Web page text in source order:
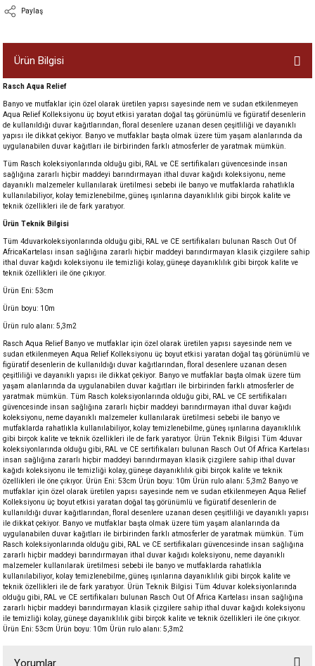
Paylaş
Ürün Bilgisi
Rasch Aqua Relief
Banyo ve mutfaklar için özel olarak üretilen yapısı sayesinde nem ve sudan etkilenmeyen
Aqua Relief Kolleksiyonu üç boyut etkisi yaratan doğal taş görünümlü ve figüratif desenlerin
de kullanıldığı duvar kağıtlarından, floral desenlere uzanan desen çeşitliliği ve dayanıklı
yapısı ile dikkat çekiyor. Banyo ve mutfaklar başta olmak üzere tüm yaşam alanlarında da
uygulanabilen duvar kağıtları ile birbirinden farklı atmosferler de yaratmak mümkün.
Tüm Rasch koleksiyonlarında olduğu gibi, RAL ve CE sertifikaları güvencesinde insan
sağlığına zararlı hiçbir maddeyi barındırmayan ithal duvar kağıdı koleksiyonu, neme
dayanıklı malzemeler kullanılarak üretilmesi sebebi ile banyo ve mutfaklarda rahatlıkla
kullanılabiliyor, kolay temizlenebilme, güneş ışınlarına dayanıklılık gibi birçok kalite ve
teknik özellikleri ile de fark yaratıyor.
Ürün Teknik Bilgisi
Tüm 4duvarkoleksiyonlarında olduğu gibi, RAL ve CE sertifikaları bulunan Rasch Out Of
AfricaKartelası insan sağlığına zararlı hiçbir maddeyi barındırmayan klasik çizgilere sahip
ithal duvar kağıdı koleksiyonu ile temizliği kolay, güneşe dayanıklılık gibi birçok kalite ve
teknik özellikleri ile öne çıkıyor.
Ürün Eni: 53cm
Ürün boyu: 10m
Ürün rulo alanı: 5,3m2
Rasch Aqua Relief Banyo ve mutfaklar için özel olarak üretilen yapısı sayesinde nem ve
sudan etkilenmeyen Aqua Relief Kolleksiyonu üç boyut etkisi yaratan doğal taş görünümlü ve
figüratif desenlerin de kullanıldığı duvar kağıtlarından, floral desenlere uzanan desen
çeşitliliği ve dayanıklı yapısı ile dikkat çekiyor. Banyo ve mutfaklar başta olmak üzere tüm
yaşam alanlarında da uygulanabilen duvar kağıtları ile birbirinden farklı atmosferler de
yaratmak mümkün. Tüm Rasch koleksiyonlarında olduğu gibi, RAL ve CE sertifikaları
güvencesinde insan sağlığına zararlı hiçbir maddeyi barındırmayan ithal duvar kağıdı
koleksiyonu, neme dayanıklı malzemeler kullanılarak üretilmesi sebebi ile banyo ve
mutfaklarda rahatlıkla kullanılabiliyor, kolay temizlenebilme, güneş ışınlarına dayanıklılık
gibi birçok kalite ve teknik özellikleri ile de fark yaratıyor. Ürün Teknik Bilgisi Tüm 4duvar
koleksiyonlarında olduğu gibi, RAL ve CE sertifikaları bulunan Rasch Out Of Africa Kartelası
insan sağlığına zararlı hiçbir maddeyi barındırmayan klasik çizgilere sahip ithal duvar
kağıdı koleksiyonu ile temizliği kolay, güneşe dayanıklılık gibi birçok kalite ve teknik
özellikleri ile öne çıkıyor. Ürün Eni: 53cm Ürün boyu: 10m Ürün rulo alanı: 5,3m2 Banyo ve
mutfaklar için özel olarak üretilen yapısı sayesinde nem ve sudan etkilenmeyen Aqua Relief
Kolleksiyonu üç boyut etkisi yaratan doğal taş görünümlü ve figüratif desenlerin de
kullanıldığı duvar kağıtlarından, floral desenlere uzanan desen çeşitliliği ve dayanıklı yapısı
ile dikkat çekiyor. Banyo ve mutfaklar başta olmak üzere tüm yaşam alanlarında da
uygulanabilen duvar kağıtları ile birbirinden farklı atmosferler de yaratmak mümkün. Tüm
Rasch koleksiyonlarında olduğu gibi, RAL ve CE sertifikaları güvencesinde insan sağlığına
zararlı hiçbir maddeyi barındırmayan ithal duvar kağıdı koleksiyonu, neme dayanıklı
malzemeler kullanılarak üretilmesi sebebi ile banyo ve mutfaklarda rahatlıkla
kullanılabiliyor, kolay temizlenebilme, güneş ışınlarına dayanıklılık gibi birçok kalite ve
teknik özellikleri ile de fark yaratıyor. Ürün Teknik Bilgisi Tüm 4duvar koleksiyonlarında
olduğu gibi, RAL ve CE sertifikaları bulunan Rasch Out Of Africa Kartelası insan sağlığına
zararlı hiçbir maddeyi barındırmayan klasik çizgilere sahip ithal duvar kağıdı koleksiyonu
ile temizliği kolay, güneşe dayanıklılık gibi birçok kalite ve teknik özellikleri ile öne çıkıyor.
Ürün Eni: 53cm Ürün boyu: 10m Ürün rulo alanı: 5,3m2
Yorumlar